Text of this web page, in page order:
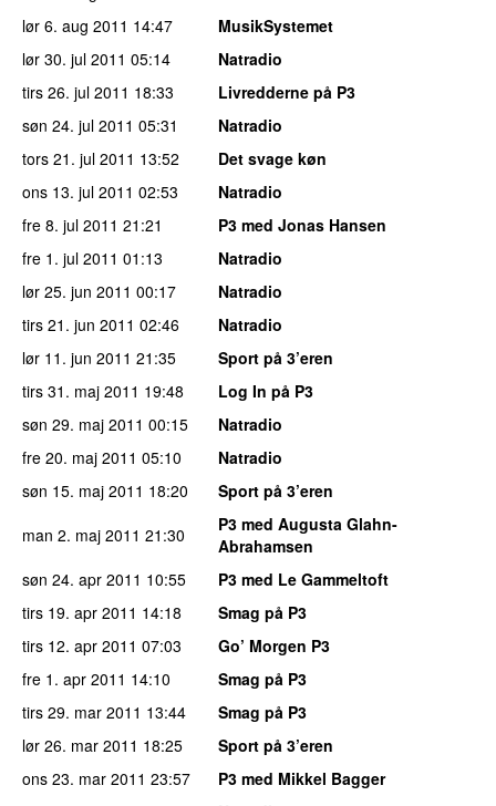
lør 6. aug 2011 14:47
MusikSystemet
lør 30. jul 2011 05:14
Natradio
tirs 26. jul 2011 18:33
Livredderne på P3
søn 24. jul 2011 05:31
Natradio
tors 21. jul 2011 13:52
Det svage køn
ons 13. jul 2011 02:53
Natradio
fre 8. jul 2011 21:21
P3 med Jonas Hansen
fre 1. jul 2011 01:13
Natradio
lør 25. jun 2011 00:17
Natradio
tirs 21. jun 2011 02:46
Natradio
lør 11. jun 2011 21:35
Sport på 3’eren
tirs 31. maj 2011 19:48
Log In på P3
søn 29. maj 2011 00:15
Natradio
fre 20. maj 2011 05:10
Natradio
søn 15. maj 2011 18:20
Sport på 3’eren
man 2. maj 2011 21:30
P3 med Augusta Glahn-
Abrahamsen
søn 24. apr 2011 10:55
P3 med Le Gammeltoft
tirs 19. apr 2011 14:18
Smag på P3
tirs 12. apr 2011 07:03
Go’ Morgen P3
fre 1. apr 2011 14:10
Smag på P3
tirs 29. mar 2011 13:44
Smag på P3
lør 26. mar 2011 18:25
Sport på 3’eren
ons 23. mar 2011 23:57
P3 med Mikkel Bagger